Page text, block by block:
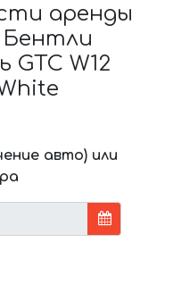
аренды
W12
авто) или